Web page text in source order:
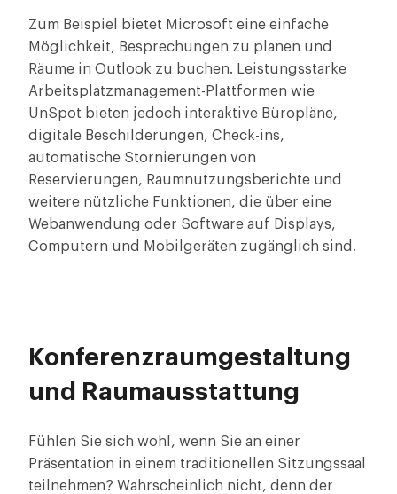
Zum Beispiel bietet Microsoft eine einfache
Möglichkeit, Besprechungen zu planen und
Räume in Outlook zu buchen. Leistungsstarke
Arbeitsplatzmanagement-Plattformen wie
UnSpot bieten jedoch interaktive Büropläne,
digitale Beschilderungen, Check-ins,
automatische Stornierungen von
Reservierungen, Raumnutzungsberichte und
weitere nützliche Funktionen, die über eine
Webanwendung oder Software auf Displays,
Computern und Mobilgeräten zugänglich sind.
Konferenzraumgestaltung
und Raumausstattung
Fühlen Sie sich wohl, wenn Sie an einer
Präsentation in einem traditionellen Sitzungssaal
teilnehmen? Wahrscheinlich nicht, denn der